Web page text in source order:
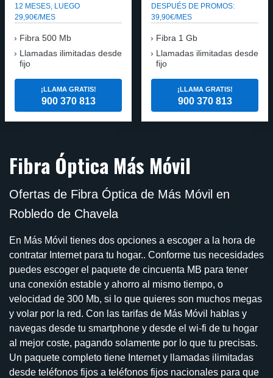
12 MESES, LUEGO
29,90€/MES
Fibra 500 Mb
Llamadas ilimitadas desde
fijo
¡LLAMA GRATIS!
900 370 813
DESPUÉS DE PROMOS:
39,90€/MES
Fibra 1 Gb
Llamadas ilimitadas desde
fijo
¡LLAMA GRATIS!
900 370 813
Fibra Óptica Más Móvil
Ofertas de Fibra Óptica de Más Móvil en
Robledo de Chavela
En Más Móvil tienes dos opciones a escoger a la hora de
contratar Internet para tu hogar.. Conforme tus necesidades
puedes escoger el paquete de cincuenta MB para tener
una conexión estable y ahorro al mismo tiempo, o
velocidad de 300 Mb, si lo que quieres son muchos megas
y volar por la red. Con las tarifas de Más Móvil hablas y
navegas desde tu smartphone y desde el wi-fi de tu hogar
al mejor coste, pagando solamente por lo que tu precisas.
Un paquete completo tiene Internet y llamadas ilimitadas
desde teléfonos fijos a teléfonos fijos nacionales para que